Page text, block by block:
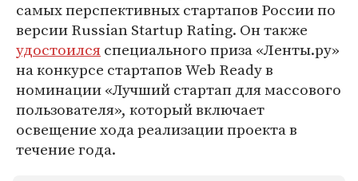
самых перспективных стартапов России по
версии Russian Startup Rating. Он также
удостоилсяспециального приза «Ленты.ру»
на конкурсе стартапов Web Ready в
номинации «Лучший стартап для массового
пользователя», который включает
освещение хода реализации проекта в
течение года.